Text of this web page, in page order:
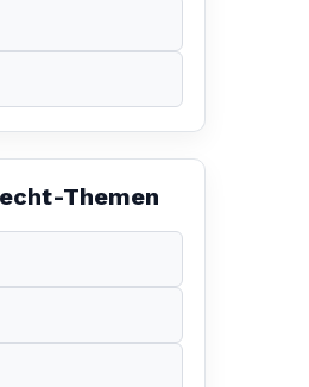
Themen